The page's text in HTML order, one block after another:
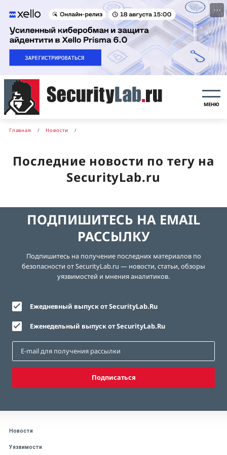
···
МЕНЮ
Главная Новости
Последние новости по тегу на
SecurityLab.ru
ПОДПИШИТЕСЬ НА EMAIL
РАССЫЛКУ
Подпишитесь на получение последних материалов по
безопасности от SecurityLab.ru — новости, статьи, обзоры
уязвимостей и мнения аналитиков.
Ежедневный выпуск от SecurityLab.Ru
Еженедельный выпуск от SecurityLab.Ru
Подписаться
Новости
Уязвимости